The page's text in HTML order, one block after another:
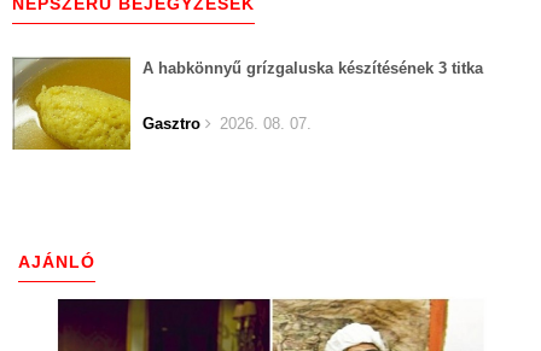
A habkönnyű grízgaluska készítésének 3 titka
Gasztro 2026. 08. 07.
AJÁNLÓ